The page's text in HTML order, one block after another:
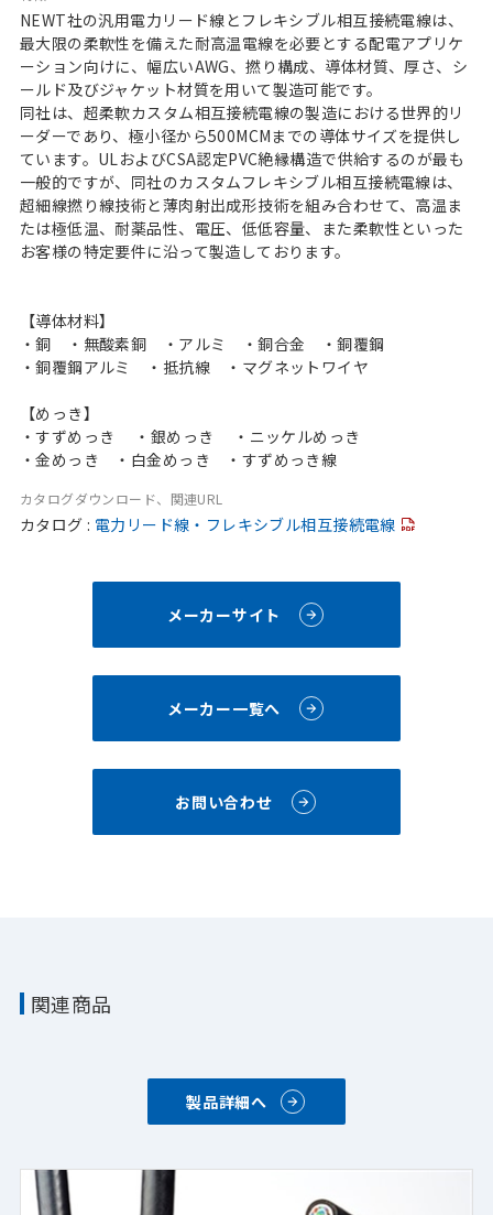
NEWT社の汎用電力リード線とフレキシブル相互接続電線は、
最大限の柔軟性を備えた耐高温電線を必要とする配電アプリケ
ーション向けに、幅広いAWG、撚り構成、導体材質、厚さ、シ
ールド及びジャケット材質を用いて製造可能です。
同社は、超柔軟カスタム相互接続電線の製造における世界的リ
ーダーであり、極小径から500MCMまでの導体サイズを提供し
ています。ULおよびCSA認定PVC絶縁構造で供給するのが最も
一般的ですが、同社のカスタムフレキシブル相互接続電線は、
超細線撚り線技術と薄肉射出成形技術を組み合わせて、高温ま
たは極低温、耐薬品性、電圧、低低容量、また柔軟性といった
お客様の特定要件に沿って製造しております。
【導体材料】
・銅 ・無酸素銅 ・アルミ ・銅合金 ・銅覆鋼
・銅覆鋼アルミ ・抵抗線 ・マグネットワイヤ
【めっき】
・すずめっき ・銀めっき ・ニッケルめっき
・金めっき ・白金めっき ・すずめっき線
カタログダウンロード、関連URL
カタログ : 電力リード線・フレキシブル相互接続電線
メーカーサイト
メーカー一覧へ
お問い合わせ
関連商品
製品詳細へ